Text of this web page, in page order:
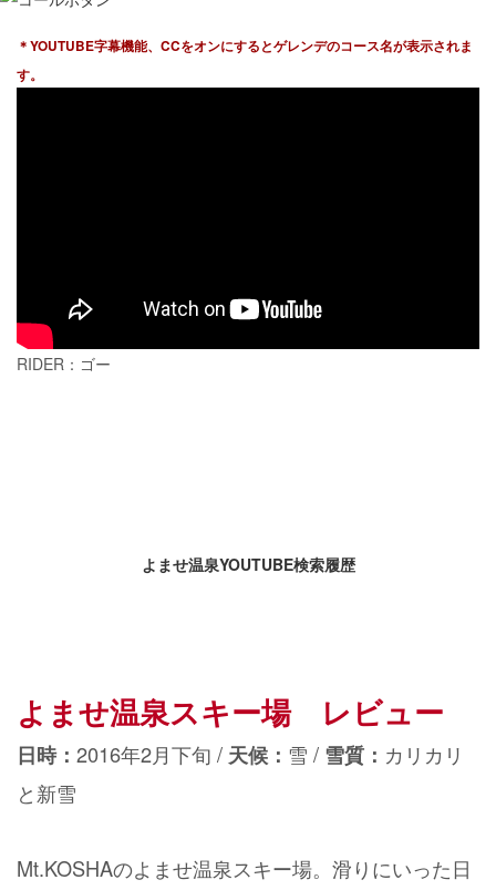
＊YOUTUBE字幕機能、CCをオンにするとゲレンデのコース名が表示されま
す。
RIDER：ゴー
よませ温泉YOUTUBE検索履歴
よませ温泉スキー場 レビュー
日時： 2016年2月下旬 /天候： 雪 / 雪質： カリカリ
と新雪
Mt.KOSHAのよませ温泉スキー場。滑りにいった日